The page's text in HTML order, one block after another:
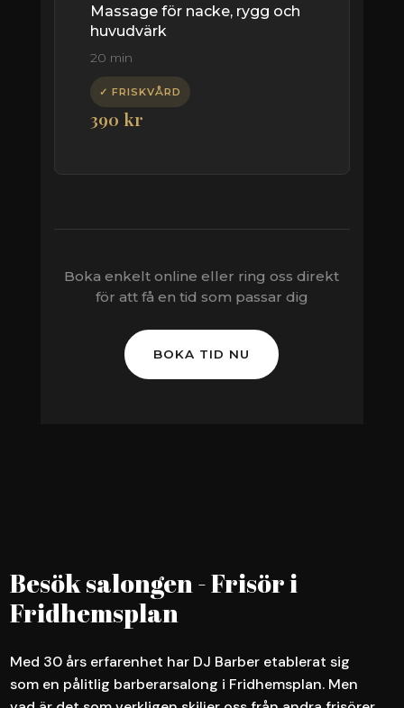
Massage för nacke, rygg och
huvudvärk
20 min
✓ FRISKVÅRD
390 kr
Boka enkelt online eller ring oss direkt
för att få en tid som passar dig
BOKA TID NU
Besök salongen - Frisör i
Fridhemsplan
Med 30 års erfarenhet har DJ Barber etablerat sig
som en pålitlig barberarsalong i Fridhemsplan. Men